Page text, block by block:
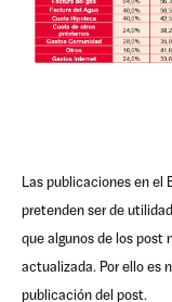
Las publicaciones en el
pretenden ser de
que algunos de los post
actualizada. Por ello es
publicación del post.